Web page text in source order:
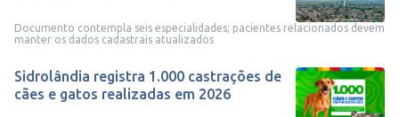
Documento contempla seis especialidades; pacientes relacionados devem
manter os dados cadastrais atualizados
Sidrolândia registra 1.000 castrações de
cães e gatos realizadas em 2026